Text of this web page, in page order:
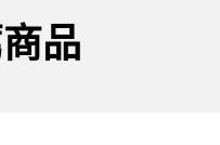
品